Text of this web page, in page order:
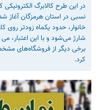
در این طرح کالابرگ
نسبی در استان هرمزگان آغاز
خانوار، حدود یکماه زودتر روی
شارژ می‌شود و با این اعتبار،
برخی دیگر از فروشگاه‌های
کرد.